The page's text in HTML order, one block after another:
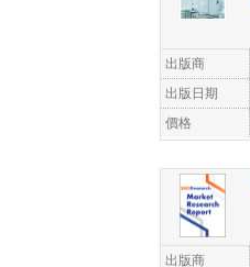
出版商
出版日期
價格
出版商